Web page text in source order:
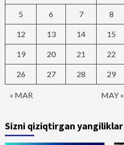
« MAR MAY »
5 6 7 8
12 13 14 15
19 20 21 22
26 27 28 29
Sizni qiziqtirgan yangiliklar